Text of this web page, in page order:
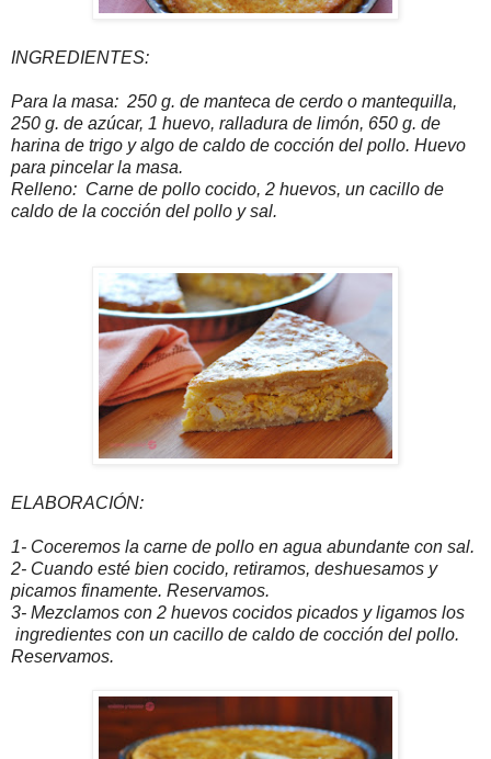
INGREDIENTES:
Para la masa: 250 g. de manteca de cerdo o mantequilla,
250 g. de azúcar, 1 huevo, ralladura de limón, 650 g. de
harina de trigo y algo de caldo de cocción del pollo. Huevo
para pincelar la masa.
Relleno: Carne de pollo cocido, 2 huevos, un cacillo de
caldo de la cocción del pollo y sal.
ELABORACIÓN:
1- Coceremos la carne de pollo en agua abundante con sal.
2- Cuando esté bien cocido, retiramos, deshuesamos y
picamos finamente. Reservamos.
3- Mezclamos con 2 huevos cocidos picados y ligamos los
ingredientes con un cacillo de caldo de cocción del pollo.
Reservamos.